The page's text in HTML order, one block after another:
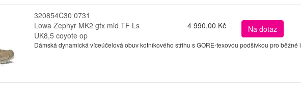
320854C30 0731
Lowa Zephyr MK2 gtx mid TF Ls
UK8,5 coyote op
4 990,00 Kč Na dotaz
Dámská dynamická víceúčelová obuv kotníkového střihu s GORE-texovou podšívkou pro